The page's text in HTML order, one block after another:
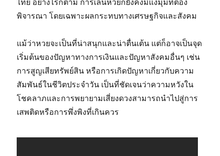
ไทย อย่างไรก็ตาม การเล่นหวยก็ยังคงมีแง่มุมที่ต้อง
พิจารณา โดยเฉพาะผลกระทบทางเศรษฐกิจและสังคม
แม้ว่าหวยจะเป็นที่น่าสนุกและน่าตื่นเต้น แต่ก็อาจเป็นจุด
เริ่มต้นของปัญหาทางการเงินและปัญหาสังคมอื่นๆ เช่น
การสูญเสียทรัพย์สิน หรือการเกิดปัญหาเกี่ยวกับความ
สัมพันธ์ในชีวิตประจำวัน เป็นที่ชัดเจนว่าความหวังใน
โชคลาภและการพยายามเสี่ยงดวงสามารถนำไปสู่การ
เสพติดหรือการพึ่งพิงที่เกินควร